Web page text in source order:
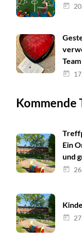
Kommende
Ein
und